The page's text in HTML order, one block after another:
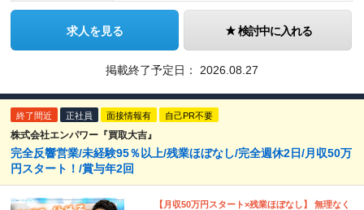
求人を見る 検討中に入れる
掲載終了予定日： 2026.08.27
終了間近 正社員 面接情報有 自己PR不要
株式会社エンパワー『買取大吉』
完全反響営業/未経験95％以上/残業ほぼなし/完全週休2日/月収50万
円スタート！/賞与年2回
【月収50万円スタート×残業ほぼなし】 無理なく